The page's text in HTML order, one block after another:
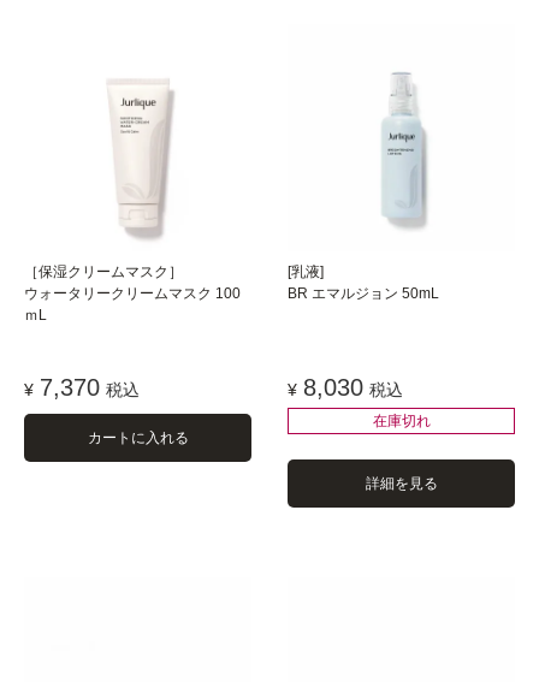
［保湿クリームマスク］
ウォータリークリームマスク 100
ｍL
¥ 7,370 税込
カートに入れる
[乳液]
BR エマルジョン 50mL
¥ 8,030 税込
在庫切れ
詳細を見る